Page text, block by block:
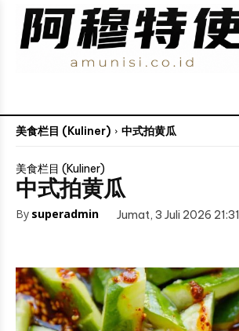
美食栏目 (Kuliner) 中式拍黄瓜
美食栏目 (Kuliner)
中式拍黄瓜
By superadmin Jumat, 3 Juli 2026 21:31